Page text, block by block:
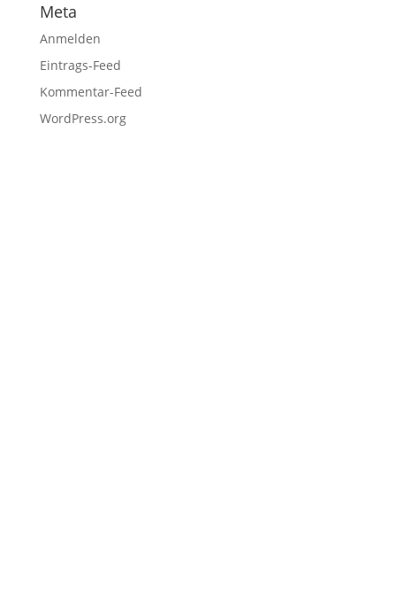
Meta
Anmelden
Eintrags-Feed
Kommentar-Feed
WordPress.org